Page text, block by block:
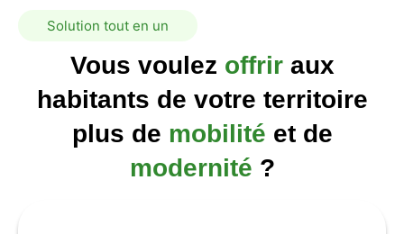
Solution tout en un
Vous voulez offrir aux
habitants de votre territoire
plus de mobilité et de
modernité ?